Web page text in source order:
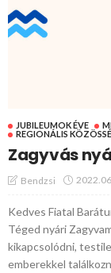
JUBILEUMOK ÉVE
REGIONÁLIS
Zagyvás
Bendzsi
Kedves Fiatal
Téged nyári
kikapcsolódni,
emberekkel